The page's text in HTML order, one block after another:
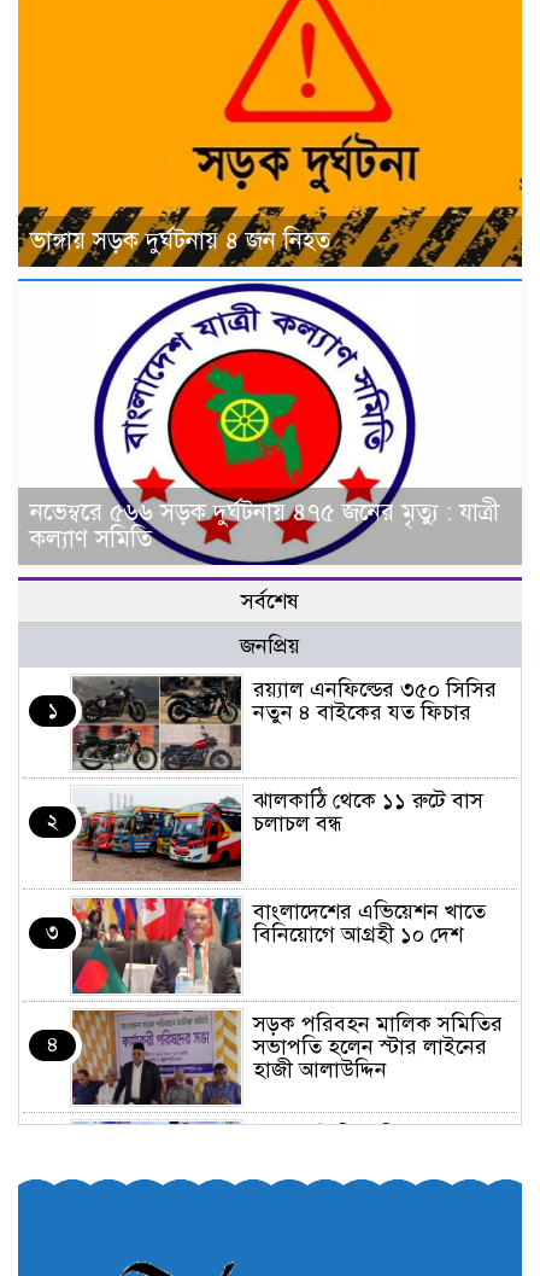
ভাঙ্গায় সড়ক দুর্ঘটনায় ৪ জন নিহত
নভেম্বরে ৫৬৬ সড়ক দুর্ঘটনায় ৪৭৫ জনের মৃত্যু : যাত্রী
কল্যাণ সমিতি
সর্বশেষ
জনপ্রিয়
১
র‌য়্যাল এনফিল্ডের ৩৫০ সিসির
নতুন ৪ বাইকের যত ফিচার
২
ঝালকাঠি থেকে ১১ রুটে বাস
চলাচল বন্ধ
৩
বাংলাদেশের এভিয়েশন খাতে
বিনিয়োগে আগ্রহী ১০ দেশ
৪
সড়ক পরিবহন মালিক সমিতির
সভাপতি হলেন স্টার লাইনের
হাজী আলাউদ্দিন